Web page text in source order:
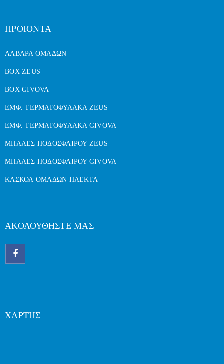
ΠΡΟΙΟΝΤΑ
ΛΑΒΑΡΑ ΟΜΑΔΩΝ
BOX ZEUS
BOX GIVOVA
ΕΜΦ. ΤΕΡΜΑΤΟΦΥΛΑΚΑ ZEUS
ΕΜΦ. ΤΕΡΜΑΤΟΦΥΛΑΚΑ GIVOVA
ΜΠΑΛΕΣ ΠΟΔΟΣΦΑΙΡΟΥ ZEUS
ΜΠΑΛΕΣ ΠΟΔΟΣΦΑΙΡΟΥ GIVOVA
ΚΑΣΚΟΛ ΟΜΑΔΩΝ ΠΛΕΚΤΑ
ΑΚΟΛΟΥΘΗΣΤΕ ΜΑΣ
ΧΑΡΤΗΣ